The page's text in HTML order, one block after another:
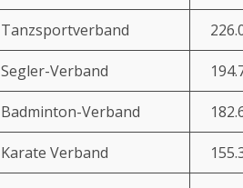
Tanzsportverband
Segler-Verband
Badminton-Verband
Karate Verband